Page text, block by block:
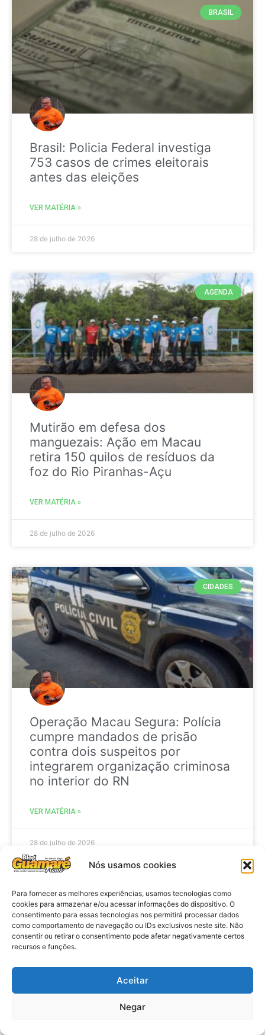
Nós usamos cookies
Para fornecer as melhores experiências, usamos tecnologias como
cookies para armazenar e/ou acessar informações do dispositivo. O
consentimento para essas tecnologias nos permitirá processar dados
como comportamento de navegação ou IDs exclusivos neste site. Não
consentir ou retirar o consentimento pode afetar negativamente certos
recursos e funções.
Aceitar
Negar
BRASIL
Brasil: Policia Federal investiga
753 casos de crimes eleitorais
antes das eleições
VER MATÉRIA »
28 de julho de 2026
AGENDA
Mutirão em defesa dos
manguezais: Ação em Macau
retira 150 quilos de resíduos da
foz do Rio Piranhas-Açu
VER MATÉRIA »
28 de julho de 2026
CIDADES
Operação Macau Segura: Polícia
cumpre mandados de prisão
contra dois suspeitos por
integrarem organização criminosa
no interior do RN
VER MATÉRIA »
28 de julho de 2026
AGENDA